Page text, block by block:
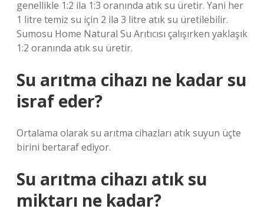
genellikle 1:2 ila 1:3 oranında atık su üretir. Yani her
1 litre temiz su için 2 ila 3 litre atık su üretilebilir.
Sumosu Home Natural Su Arıtıcısı çalışırken yaklaşık
1:2 oranında atık su üretir.
Su arıtma cihazı ne kadar su
israf eder?
Ortalama olarak su arıtma cihazları atık suyun üçte
birini bertaraf ediyor.
Su arıtma cihazı atık su
miktarı ne kadar?